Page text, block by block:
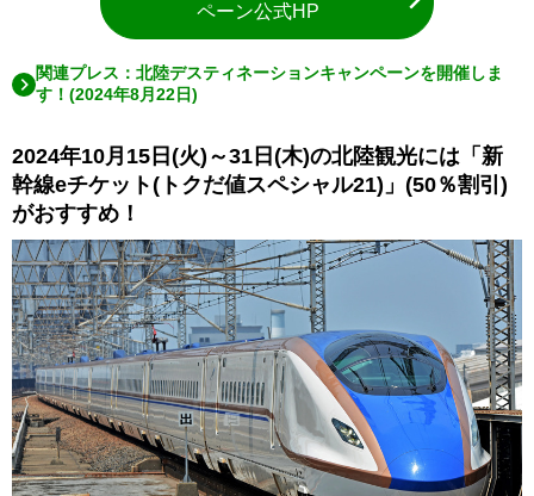
ペーン公式HP
関連プレス：北陸デスティネーションキャンペーンを開催しま
す！(2024年8月22日)
2024年10月15日(火)～31日(木)の北陸観光には「新
幹線eチケット(トクだ値スペシャル21)」(50％割引)
がおすすめ！